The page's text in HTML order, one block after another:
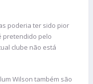
poderia ter sido pior
pretendido pelo
clube não está
Wilson também são